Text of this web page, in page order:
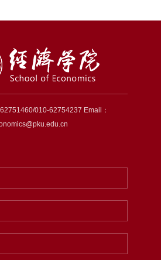
010-62754237 Email：